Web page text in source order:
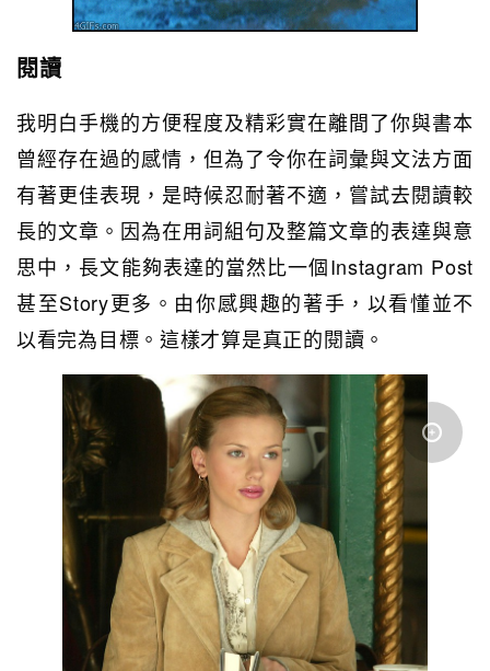
閱讀
我明白手機的方便程度及精彩實在離間了你與書本
曾經存在過的感情，但為了令你在詞彙與文法方面
有著更佳表現，是時候忍耐著不適，嘗試去閱讀較
長的文章。因為在用詞組句及整篇文章的表達與意
思中，長文能夠表達的當然比一個Instagram Post
甚至Story更多。由你感興趣的著手，以看懂並不
以看完為目標。這樣才算是真正的閱讀。